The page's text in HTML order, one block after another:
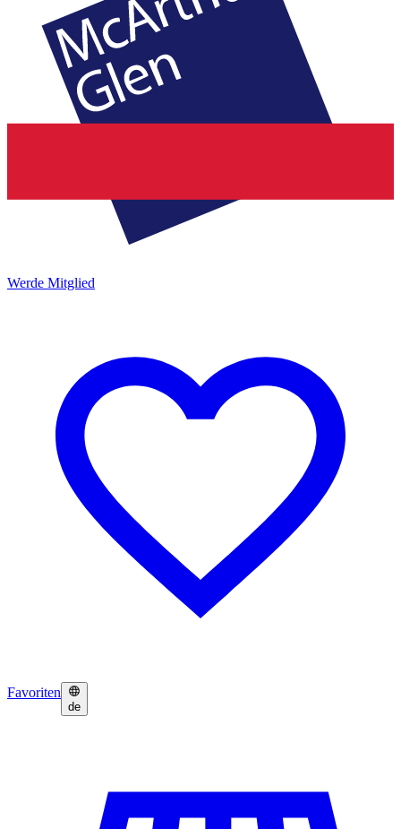
Werde Mitglied
Favoriten
de